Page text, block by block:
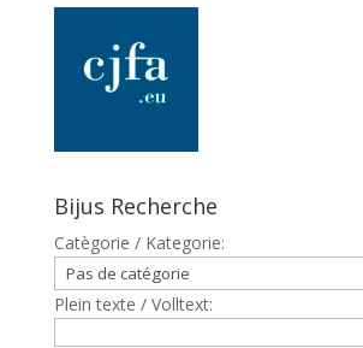
Bijus Recherche
Catègorie / Kategorie:
Plein texte / Volltext: